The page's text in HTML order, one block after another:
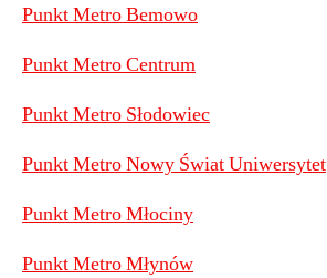
Punkt Metro Bemowo
Punkt Metro Centrum
Punkt Metro Słodowiec
Punkt Metro Nowy Świat Uniwersytet
Punkt Metro Młociny
Punkt Metro Młynów